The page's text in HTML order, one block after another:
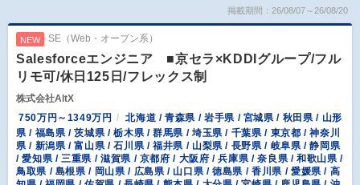
掲載期間：26/08/07～26/08/20
NEW SE（Web・オープン系）
Salesforceエンジニア ■京セラ×KDDIグループ/フル
リモ可/休日125日/フレックス制
株式会社AltX
750万円～1349万円
北海道 / 青森県 / 岩手県 / 宮城県 / 秋田県 / 山形
県 / 福島県 / 茨城県 / 栃木県 / 群馬県 / 埼玉県 / 千葉県 / 東京都 / 神奈川
県 / 新潟県 / 富山県 / 石川県 / 福井県 / 山梨県 / 長野県 / 岐阜県 / 静岡県
/ 愛知県 / 三重県 / 滋賀県 / 京都府 / 大阪府 / 兵庫県 / 奈良県 / 和歌山県 /
鳥取県 / 島根県 / 岡山県 / 広島県 / 山口県 / 徳島県 / 香川県 / 愛媛県 / 高